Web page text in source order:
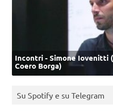
Incontri - Simone Iovenitti
Coero Borga)
Su Spotify e su Telegram